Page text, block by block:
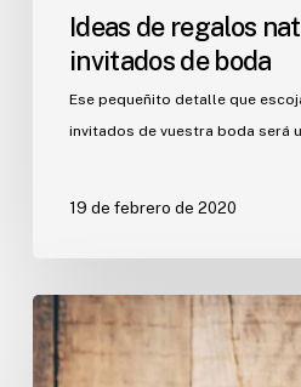
Ideas de regalos
invitados de boda
Ese pequeñito detalle que
invitados de vuestra boda será
19 de febrero de 2020
Ideas
para
una